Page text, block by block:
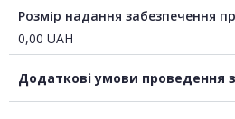
Розмір надання забезпечення
0,00 UAH
Додаткові умови проведення